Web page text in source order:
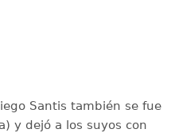
Santis también se fue
y dejó a los suyos con